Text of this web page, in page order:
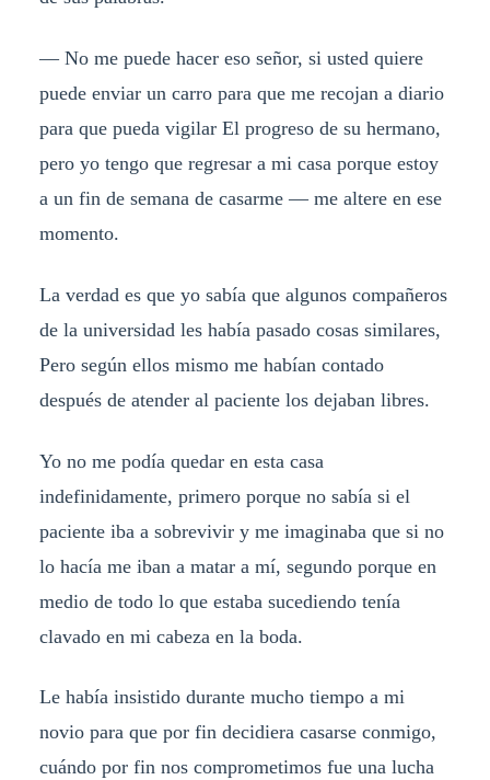
— No me puede hacer eso señor, si usted quiere
puede enviar un carro para que me recojan a diario
para que pueda vigilar El progreso de su hermano,
pero yo tengo que regresar a mi casa porque estoy
a un fin de semana de casarme — me altere en ese
momento.
La verdad es que yo sabía que algunos compañeros
de la universidad les había pasado cosas similares,
Pero según ellos mismo me habían contado
después de atender al paciente los dejaban libres.
Yo no me podía quedar en esta casa
indefinidamente, primero porque no sabía si el
paciente iba a sobrevivir y me imaginaba que si no
lo hacía me iban a matar a mí, segundo porque en
medio de todo lo que estaba sucediendo tenía
clavado en mi cabeza en la boda.
Le había insistido durante mucho tiempo a mi
novio para que por fin decidiera casarse conmigo,
cuándo por fin nos comprometimos fue una lucha